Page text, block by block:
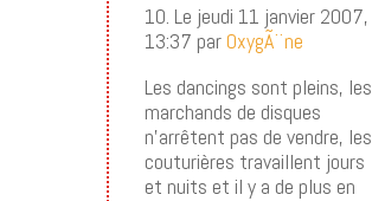
10. Le jeudi 11 janvier 2007,
13:37 parOxygÃ¨ne
Les dancings sont pleins, les
marchands de disques
n’arrêtent pas de vendre, les
couturières travaillent jours
et nuits et il y a de plus en